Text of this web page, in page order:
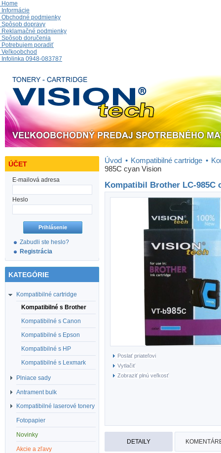
Home
Informácie
Obchodné podmienky
Spôsob dopravy
Reklamačné podmienky
Spôsob doručenia
Potrebujem poradiť
Veľkoobchod
Infolinka 0948-083787
ÚČET
E-mailová adresa
Heslo
Zabudli ste heslo?
Registrácia
KATEGÓRIE
Kompatibilné cartridge
Kompatibilné s Brother
Kompatibilné s Canon
Kompatibilné s Epson
Kompatibilné s HP
Kompatibilné s Lexmark
Plniace sady
Antrament bulk
Kompatibilné laserové tonery
Fotopapier
Novinky
Akcie a zľavy
Úvod • Kompatibilné cartridge •
985C cyan Vision
Kompatibil Brother LC-985C
Poslať priateľovi
Vytlačiť
Zobraziť plnú veľkosť
DETAILY